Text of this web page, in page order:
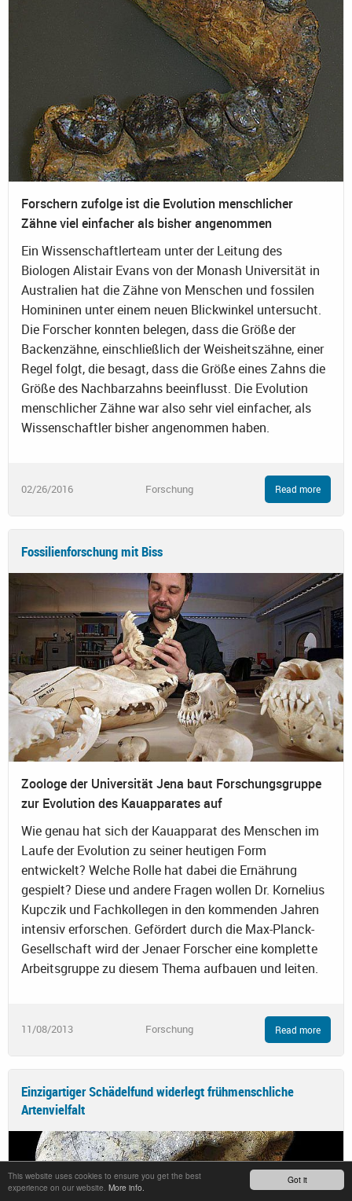
Got it
This website uses cookies to ensure you get the best
experience on our website. More info.
Forschern zufolge ist die Evolution menschlicher
Zähne viel einfacher als bisher angenommen
Ein Wissenschaftlerteam unter der Leitung des
Biologen Alistair Evans von der Monash Universität in
Australien hat die Zähne von Menschen und fossilen
Homininen unter einem neuen Blickwinkel untersucht.
Die Forscher konnten belegen, dass die Größe der
Backenzähne, einschließlich der Weisheitszähne, einer
Regel folgt, die besagt, dass die Größe eines Zahns die
Größe des Nachbarzahns beeinflusst. Die Evolution
menschlicher Zähne war also sehr viel einfacher, als
Wissenschaftler bisher angenommen haben.
02/26/2016 Forschung Read more
Fossilienforschung mit Biss
Zoologe der Universität Jena baut Forschungsgruppe
zur Evolution des Kauapparates auf
Wie genau hat sich der Kauapparat des Menschen im
Laufe der Evolution zu seiner heutigen Form
entwickelt? Welche Rolle hat dabei die Ernährung
gespielt? Diese und andere Fragen wollen Dr. Kornelius
Kupczik und Fachkollegen in den kommenden Jahren
intensiv erforschen. Gefördert durch die Max-Planck-
Gesellschaft wird der Jenaer Forscher eine komplette
Arbeitsgruppe zu diesem Thema aufbauen und leiten.
11/08/2013 Forschung Read more
Einzigartiger Schädelfund widerlegt frühmenschliche
Artenvielfalt